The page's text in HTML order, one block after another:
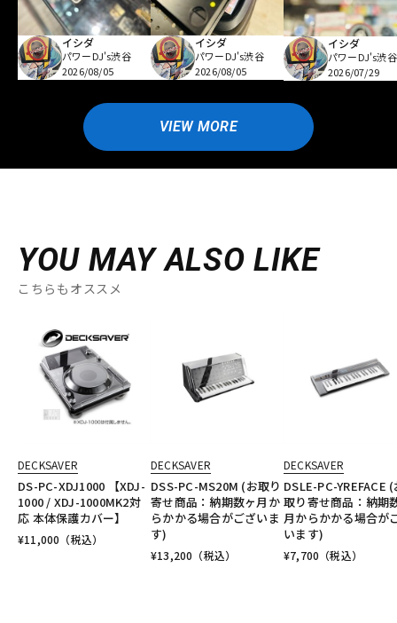
イシダ
パワーDJ's渋谷
2026/08/05
イシダ
パワーDJ's渋谷
2026/08/05
イシダ
パワーDJ's渋谷
2026/07/29
VIEW MORE
YOU MAY ALSO LIKE
こちらもオススメ
DECKSAVER
DS-PC-XDJ1000 【XDJ-
1000 / XDJ-1000MK2対
応 本体保護カバー】
¥11,000 （税込）
DECKSAVER
DSS-PC-MS20M (お取り
寄せ商品：納期数ヶ月か
らかかる場合がございま
す)
¥13,200 （税込）
DECKSAVER
DSLE-PC-YREFACE
取り寄せ商品：納期
月からかかる場合が
います)
¥7,700 （税込）